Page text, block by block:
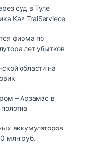
суд в Туле
Kaz TralServiece
фирма по
лет убытков
области на
– Арзамас в
аккумуляторов
млн руб.